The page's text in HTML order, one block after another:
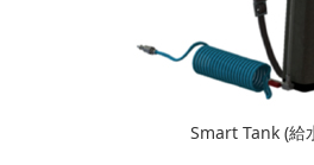
Smart Tank (給